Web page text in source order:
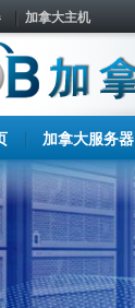
加拿大主机
加拿大服务器